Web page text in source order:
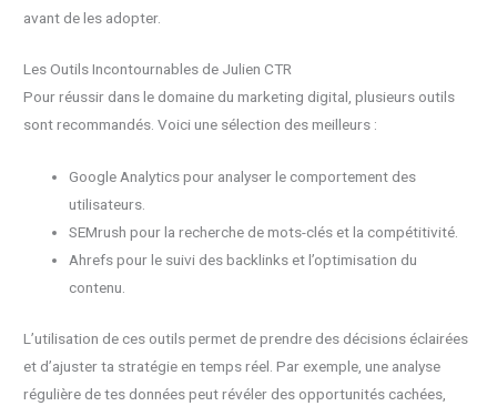
avant de les adopter.
Les Outils Incontournables de Julien CTR
Pour réussir dans le domaine du marketing digital, plusieurs outils
sont recommandés. Voici une sélection des meilleurs :
Google Analytics pour analyser le comportement des
utilisateurs.
SEMrush pour la recherche de mots-clés et la compétitivité.
Ahrefs pour le suivi des backlinks et l’optimisation du
contenu.
L’utilisation de ces outils permet de prendre des décisions éclairées
et d’ajuster ta stratégie en temps réel. Par exemple, une analyse
régulière de tes données peut révéler des opportunités cachées,